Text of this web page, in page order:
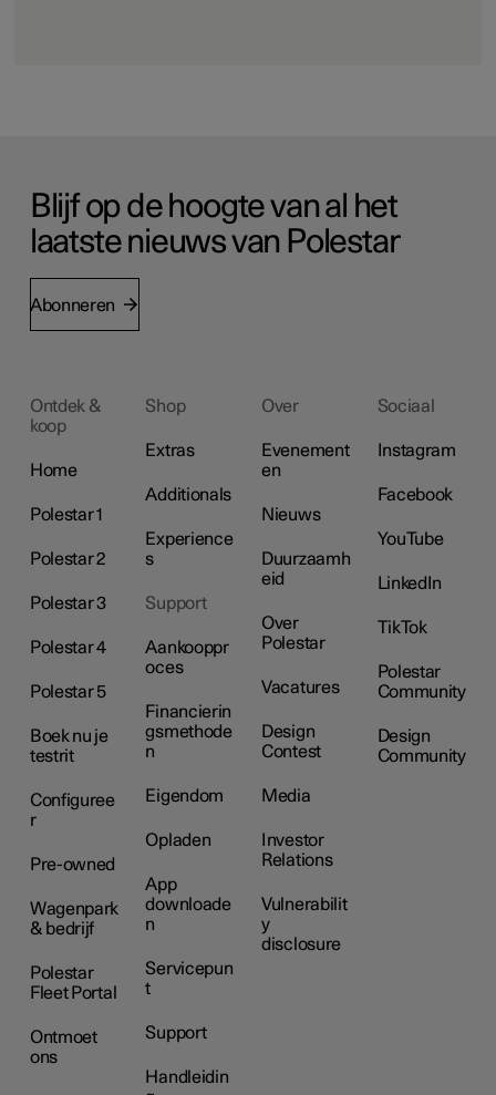
Blijf op de hoogte van al het
laatste nieuws van Polestar
Abonneren
Ontdek &
koop
Home
Polestar 1
Polestar 2
Polestar 3
Polestar 4
Polestar 5
Boek nu je
testrit
Configuree
r
Pre-owned
Wagenpark
& bedrijf
Polestar
Fleet Portal
Ontmoet
ons
Shop
Extras
Additionals
Experience
s
Support
Aankooppr
oces
Financierin
gsmethode
n
Eigendom
Opladen
App
downloade
n
Servicepun
t
Support
Handleidin
Over
Evenement
en
Nieuws
Duurzaamh
eid
Over
Polestar
Vacatures
Design
Contest
Media
Investor
Relations
Vulnerabilit
y
disclosure
Sociaal
Instagram
Facebook
YouTube
LinkedIn
TikTok
Polestar
Community
Design
Community